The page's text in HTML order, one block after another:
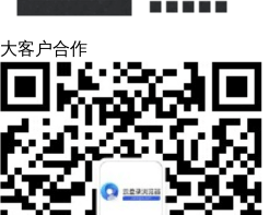
大客户合作